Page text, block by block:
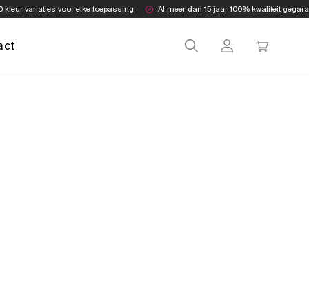
kleur variaties voor elke toepassing Al meer dan 15 jaar 100% kwaliteit